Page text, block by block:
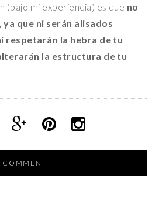
(bajo mi experiencia) es que no
ya que ni serán alisados
respetarán la hebra de tu
la estructura de tu
COMMENT